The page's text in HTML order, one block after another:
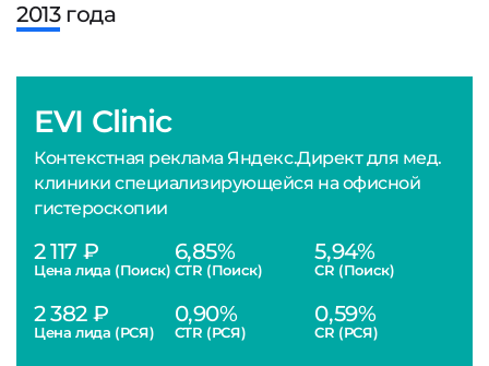
2013года
EVI Clinic
Контекстная реклама Яндекс.Директ для мед.
клиники специализирующейся на офисной
гистероскопии
2 117 ₽
Цена лида (Поиск)
6,85%
CTR (Поиск)
5,94%
CR (Поиск)
2 382 ₽
Цена лида (РСЯ)
0,90%
CTR (РСЯ)
0,59%
CR (РСЯ)